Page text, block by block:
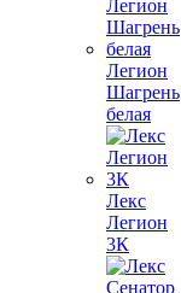
Легион
Шагрень
белая
Лекс
Легион
3К